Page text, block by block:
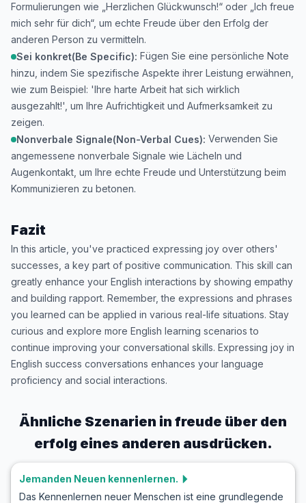
Formulierungen wie „Herzlichen Glückwunsch!“ oder „Ich freue
mich sehr für dich“, um echte Freude über den Erfolg der
anderen Person zu vermitteln.
Sei konkret(Be Specific): Fügen Sie eine persönliche Note
hinzu, indem Sie spezifische Aspekte ihrer Leistung erwähnen,
wie zum Beispiel: 'Ihre harte Arbeit hat sich wirklich
ausgezahlt!', um Ihre Aufrichtigkeit und Aufmerksamkeit zu
zeigen.
Nonverbale Signale(Non-Verbal Cues): Verwenden Sie
angemessene nonverbale Signale wie Lächeln und
Augenkontakt, um Ihre echte Freude und Unterstützung beim
Kommunizieren zu betonen.
Fazit
In this article, you've practiced expressing joy over others'
successes, a key part of positive communication. This skill can
greatly enhance your English interactions by showing empathy
and building rapport. Remember, the expressions and phrases
you learned can be applied in various real-life situations. Stay
curious and explore more English learning scenarios to
continue improving your conversational skills. Expressing joy in
English success conversations enhances your language
proficiency and social interactions.
Ähnliche Szenarien in freude über den
erfolg eines anderen ausdrücken.
Jemanden Neuen kennenlernen.
Das Kennenlernen neuer Menschen ist eine grundlegende